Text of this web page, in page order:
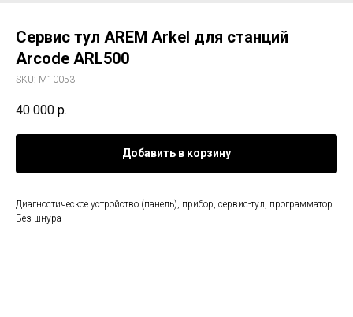
Сервис тул AREM Arkel для станций
Arcode ARL500
SKU: M10053
40 000 р.
Добавить в корзину
Диагностическое устройство (панель), прибор, сервис-тул, программатор
Без шнура